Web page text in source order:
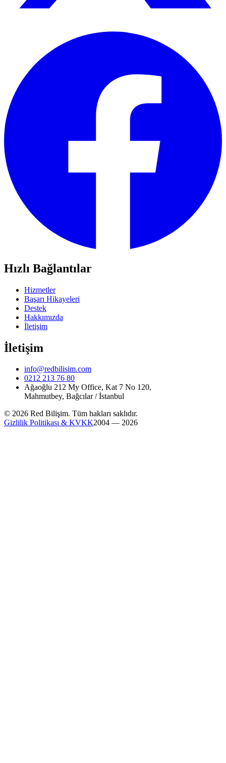
Hızlı Bağlantılar
Hizmetler
Başarı Hikayeleri
Destek
Hakkımızda
İletişim
İletişim
info@redbilisim.com
0212 213 76 80
Ağaoğlu 212 My Office, Kat 7 No 120,
Mahmutbey, Bağcılar / İstanbul
© 2026 Red Bilişim. Tüm hakları saklıdır.
Gizlilik Politikası & KVKK2004 — 2026